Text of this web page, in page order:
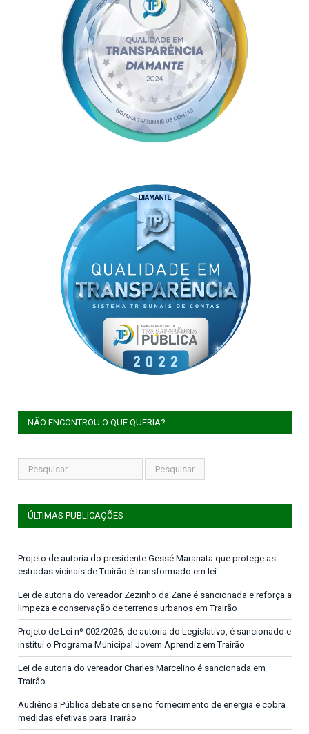
NÃO ENCONTROU O QUE QUERIA?
ÚLTIMAS PUBLICAÇÕES
Projeto de autoria do presidente Gessé Maranata que protege as
estradas vicinais de Trairão é transformado em lei
Lei de autoria do vereador Zezinho da Zane é sancionada e reforça a
limpeza e conservação de terrenos urbanos em Trairão
Projeto de Lei nº 002/2026, de autoria do Legislativo, é sancionado e
institui o Programa Municipal Jovem Aprendiz em Trairão
Lei de autoria do vereador Charles Marcelino é sancionada em
Trairão
Audiência Pública debate crise no fornecimento de energia e cobra
medidas efetivas para Trairão